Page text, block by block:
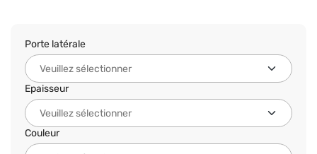
Porte latérale
Epaisseur
Couleur